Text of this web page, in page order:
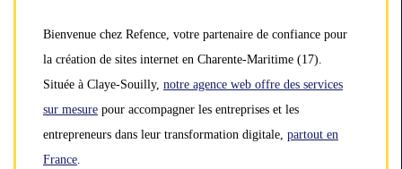
Bienvenue chez Refence, votre partenaire de confiance pour
la création de sites internet en Charente-Maritime (17).
Située à Claye-Souilly, notre agence web offre des services
sur mesure pour accompagner les entreprises et les
entrepreneurs dans leur transformation digitale, partout en
France.